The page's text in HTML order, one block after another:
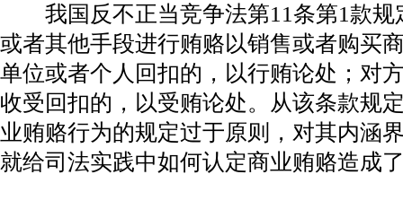
我国反不正当竞争法第11条第1款规
或者其他手段进行贿赂以销售或者购买
单位或者个人回扣的，以行贿论处；对
收受回扣的，以受贿论处。从该条款规
业贿赂行为的规定过于原则，对其内涵
就给司法实践中如何认定商业贿赂造成